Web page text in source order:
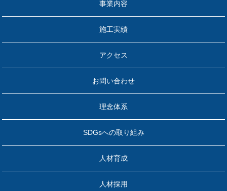
事業内容
施工実績
アクセス
お問い合わせ
理念体系
SDGsへの取り組み
人材育成
人材採用